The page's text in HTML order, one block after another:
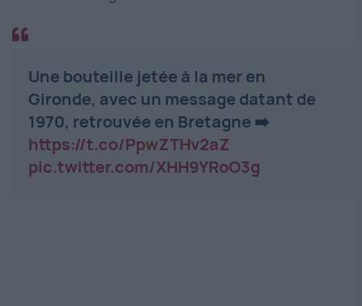
Une bouteille jetée à la mer en
Gironde, avec un message datant de
1970, retrouvée en Bretagne ➡️
https://t.co/PpwZTHv2aZ
pic.twitter.com/XHH9YRoO3g